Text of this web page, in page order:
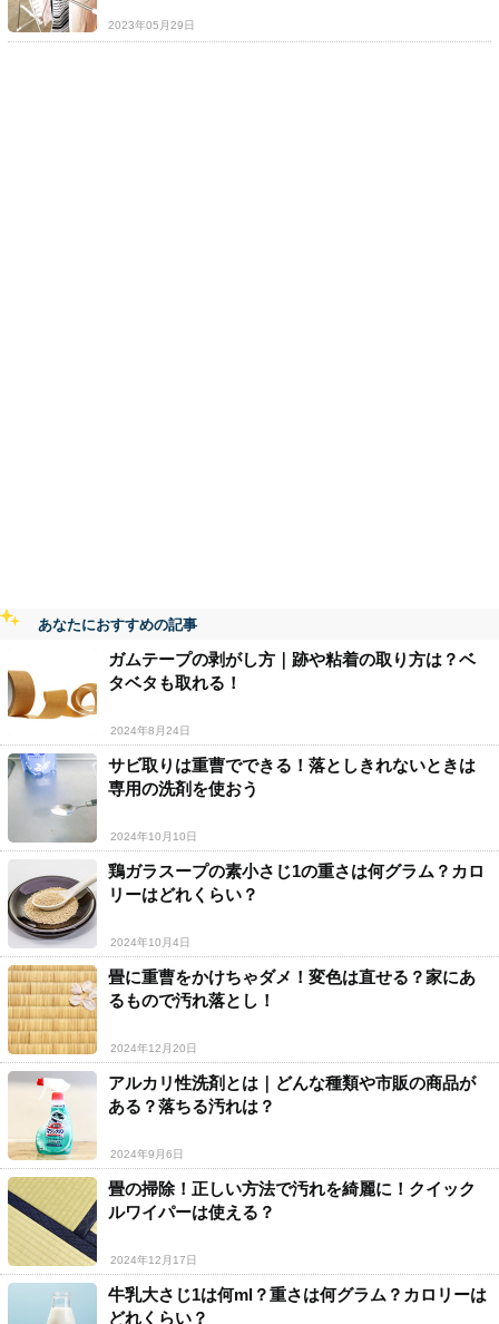
2023年05月29日
あなたにおすすめの記事
ガムテープの剥がし方｜跡や粘着の取り方は？ベ
タベタも取れる！
2024年8月24日
サビ取りは重曹でできる！落としきれないときは
専用の洗剤を使おう
2024年10月10日
鶏ガラスープの素小さじ1の重さは何グラム？カロ
リーはどれくらい？
2024年10月4日
畳に重曹をかけちゃダメ！変色は直せる？家にあ
るもので汚れ落とし！
2024年12月20日
アルカリ性洗剤とは｜どんな種類や市販の商品が
ある？落ちる汚れは？
2024年9月6日
畳の掃除！正しい方法で汚れを綺麗に！クイック
ルワイパーは使える？
2024年12月17日
牛乳大さじ1は何ml？重さは何グラム？カロリーは
どれくらい？